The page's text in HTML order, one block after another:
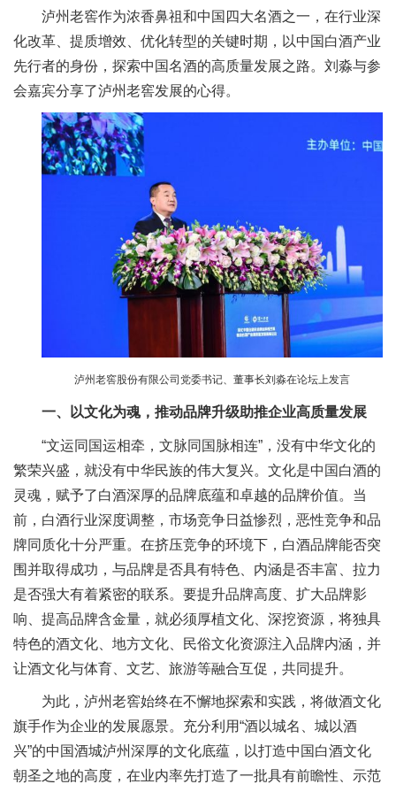
泸州老窖作为浓香鼻祖和中国四大名酒之一，在行业深
化改革、提质增效、优化转型的关键时期，以中国白酒产业
先行者的身份，探索中国名酒的高质量发展之路。刘淼与参
会嘉宾分享了泸州老窖发展的心得。
泸州老窖股份有限公司党委书记、董事长刘淼在论坛上发言
一、以文化为魂，推动品牌升级助推企业高质量发展
“文运同国运相牵，文脉同国脉相连”，没有中华文化的
繁荣兴盛，就没有中华民族的伟大复兴。文化是中国白酒的
灵魂，赋予了白酒深厚的品牌底蕴和卓越的品牌价值。当
前，白酒行业深度调整，市场竞争日益惨烈，恶性竞争和品
牌同质化十分严重。在挤压竞争的环境下，白酒品牌能否突
围并取得成功，与品牌是否具有特色、内涵是否丰富、拉力
是否强大有着紧密的联系。要提升品牌高度、扩大品牌影
响、提高品牌含金量，就必须厚植文化、深挖资源，将独具
特色的酒文化、地方文化、民俗文化资源注入品牌内涵，并
让酒文化与体育、文艺、旅游等融合互促，共同提升。
为此，泸州老窖始终在不懈地探索和实践，将做酒文化
旗手作为企业的发展愿景。充分利用“酒以城名、城以酒
兴”的中国酒城泸州深厚的文化底蕴，以打造中国白酒文化
朝圣之地的高度，在业内率先打造了一批具有前瞻性、示范